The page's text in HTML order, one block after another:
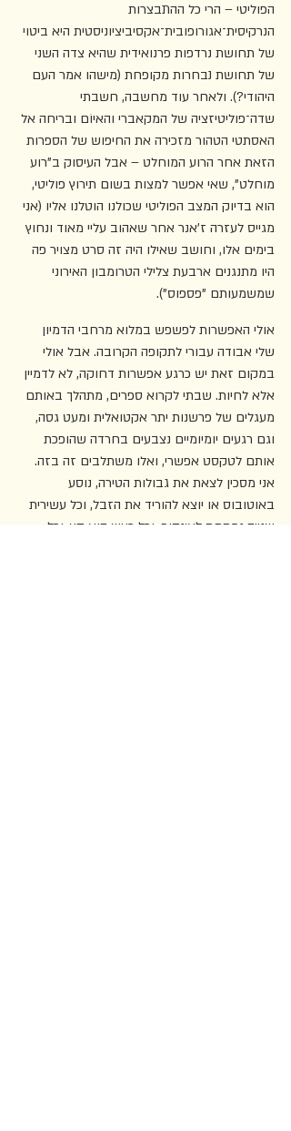
הפוליטי – הרי כל ההתבצרות
הנרקיסית־אגורופובית־אקסיביציוניסטית היא ביטוי
של תחושת נרדפות פרנואידית שהיא צדה השני
של תחושת נבחרות מקופחת (מישהו אמר העם
היהודי?). ולאחר עוד מחשבה, חשבתי
שדה־פוליטיזציה של המקאברי והאיוֹם ובריחה אל
האסתטי הטהור מזכירה את החיפוש של הספרות
הזאת אחר הרוע המוחלט – אבל העיסוק ב"רוע
מוחלט", שאי אפשר למצות בשום תירוץ פוליטי,
הוא בדיוק המצב הפוליטי שכולנו הוטלנו אליו (אני
מגייס לעזרה ז'אנר אחר שאהוב עליי מאוד ונחוץ
בימים אלו, וחושב שאילו היה זה סרט מצויר פה
היו מתנגנים ארבעת צלילי הטרומבון האירוני
שמשמעותם "פספוס").
אולי האפשרות לפשפש במלוא מרחבי הדמיון
שלי אבודה עבורי לתקופה הקרובה. אבל אולי
במקום זאת יש כרגע אפשרות דחוקה, לא לדמיין
אלא לחיות. שבתי לקרוא ספרים, מתהלך באותם
מעגלים של פרשנות יתר אקטואלית ומעט גסה,
וגם רגעים יומיומיים נצבעים בחרדה שהופכת
אותם לטקסט אפשרי, ואלו משתלבים זה בזה.
אני מסכין לצאת את גבולות הטירה, נוסע
באוטובוס או יוצא להוריד את הזבל, וכל עשירית
שנייה נמתחת לאינסוף, וכל רעש הוא קץ, וכל